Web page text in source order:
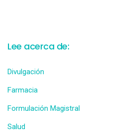
Lee acerca de:
Divulgación
Farmacia
Formulación Magistral
Salud